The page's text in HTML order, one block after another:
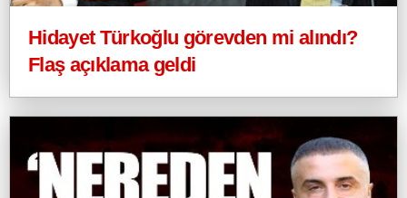
Hidayet Türkoğlu görevden mi alındı?
Flaş açıklama geldi